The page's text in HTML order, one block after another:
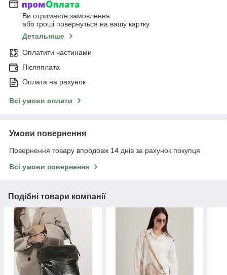
Ви отримаєте замовлення
або гроші повернуться на вашу картку
Детальніше
Оплатити частинами
Післяплата
Оплата на рахунок
Всі умови оплати
Умови повернення
Повернення товару впродовж 14 днів за рахунок покупця
Всі умови повернення
Подібні товари компанії